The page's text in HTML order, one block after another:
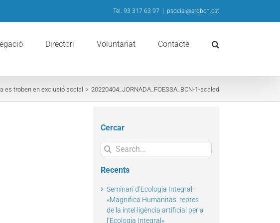
Tel. 93 317 63 97 psocial@arqbcn.cat
Directori Voluntariat Contacte
es troben en exclusió social 20220404_JORNADA_FOESSA_BCN-1-scaled
Cercar
Search
for:
Recents
Seminari d’Ecologia Integral:
«Magnifica Humanitas: reptes
de la intel·ligència artificial per a
l’Ecologia Integral»